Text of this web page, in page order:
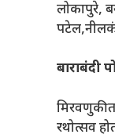
लोकापुरे,
बाराबंदी
रथोत्सव